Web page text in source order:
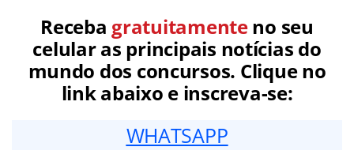
Receba gratuitamenteno seu
celular as principais notícias do
mundo dos concursos. Clique no
link abaixo e inscreva-se:
WHATSAPP